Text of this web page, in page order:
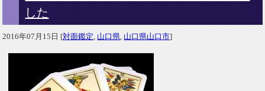
した
2016年07月15日 [対面鑑定 山口県 山口県山口市]